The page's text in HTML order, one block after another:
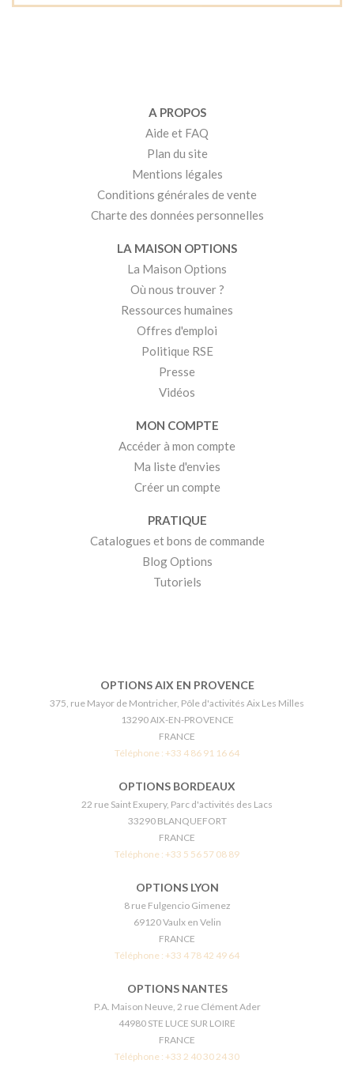
A PROPOS
Aide et FAQ
Plan du site
Mentions légales
Conditions générales de vente
Charte des données personnelles
LA MAISON OPTIONS
La Maison Options
Où nous trouver ?
Ressources humaines
Offres d'emploi
Politique RSE
Presse
Vidéos
MON COMPTE
Accéder à mon compte
Ma liste d'envies
Créer un compte
PRATIQUE
Catalogues et bons de commande
Blog Options
Tutoriels
OPTIONS AIX EN PROVENCE
375, rue Mayor de Montricher, Pôle d'activités Aix Les Milles
13290 AIX-EN-PROVENCE
FRANCE
Téléphone : +33 4 86 91 16 64
OPTIONS BORDEAUX
22 rue Saint Exupery, Parc d'activités des Lacs
33290 BLANQUEFORT
FRANCE
Téléphone : +33 5 56 57 08 89
OPTIONS LYON
8 rue Fulgencio Gimenez
69120 Vaulx en Velin
FRANCE
Téléphone : +33 4 78 42 49 64
OPTIONS NANTES
P.A. Maison Neuve, 2 rue Clément Ader
44980 STE LUCE SUR LOIRE
FRANCE
Téléphone : +33 2 40 30 24 30